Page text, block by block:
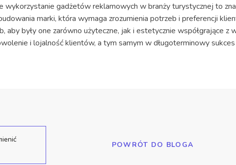
wykorzystanie gadżetów reklamowych w branży turystycznej to
marki, która wymaga zrozumienia potrzeb i preferencji
aby były one zarówno użyteczne, jak i estetycznie współgrające z
i lojalność klientów, a tym samym w długoterminowy
POWRÓT DO BLOGA